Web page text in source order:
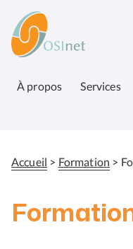
contenu
principal
À propos Services
Fil
Accueil Formation